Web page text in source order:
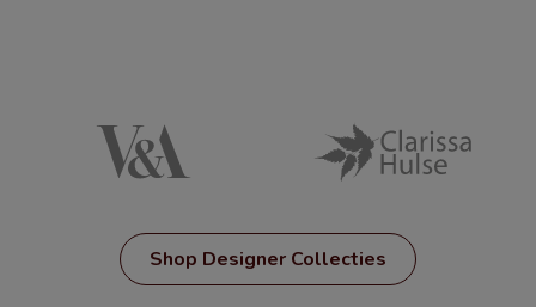
Shop Designer Collecties